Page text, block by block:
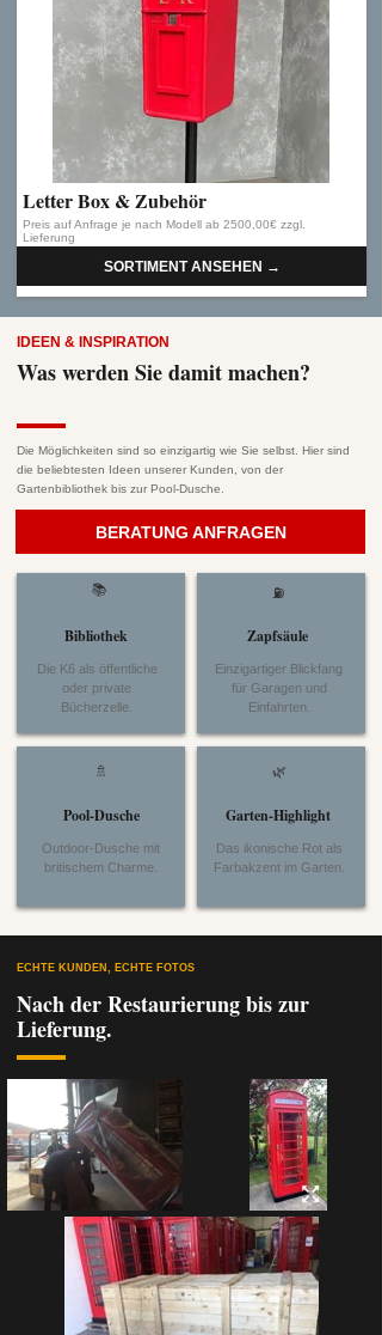
Letter Box & Zubehör
Preis auf Anfrage je nach Modell ab 2500,00€ zzgl.
Lieferung
SORTIMENT ANSEHEN →
IDEEN & INSPIRATION
Was werden Sie damit machen?
Die Möglichkeiten sind so einzigartig wie Sie selbst. Hier sind
die beliebtesten Ideen unserer Kunden, von der
Gartenbibliothek bis zur Pool-Dusche.
BERATUNG ANFRAGEN
📚
Bibliothek
Die K6 als öffentliche
oder private
Bücherzelle.
⛽
Zapfsäule
Einzigartiger Blickfang
für Garagen und
Einfahrten.
🚿
Pool-Dusche
Outdoor-Dusche mit
britischem Charme.
Garten-Highlight
Das ikonische Rot als
Farbakzent im Garten.
🌿
ECHTE KUNDEN, ECHTE FOTOS
Nach der Restaurierung bis zur
Lieferung.